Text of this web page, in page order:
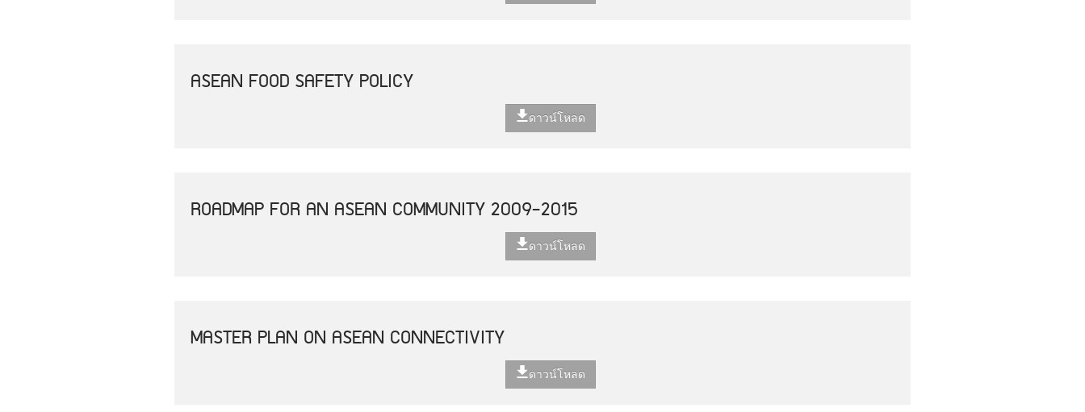
ASEAN FOOD SAFETY POLICY
ดาวน์โหลด
ROADMAP FOR AN ASEAN COMMUNITY 2009-2015
ดาวน์โหลด
MASTER PLAN ON ASEAN CONNECTIVITY
ดาวน์โหลด